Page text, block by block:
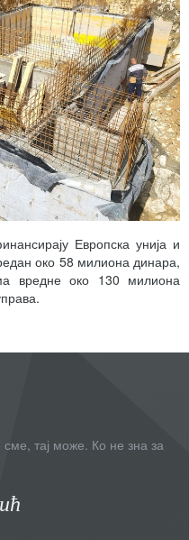
Европска унија и
око 58 милиона динара,
вредне око 130 милиона
тај може. Ко не зна за